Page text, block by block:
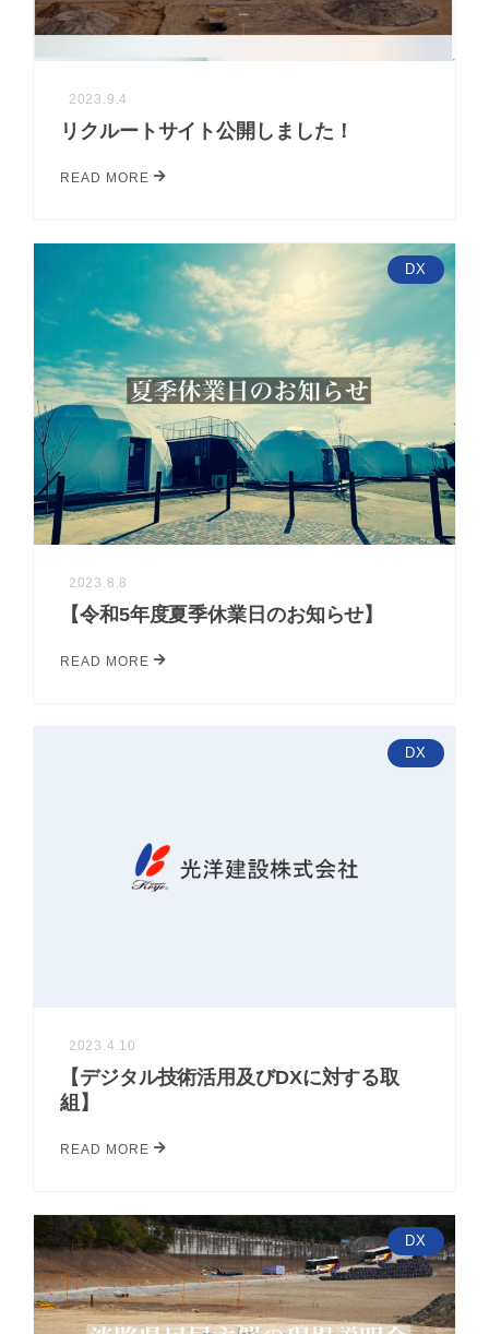
2023.9.4
リクルートサイト公開しました！
READ MORE
DX
2023.8.8
【令和5年度夏季休業日のお知らせ】
READ MORE
DX
2023.4.10
【デジタル技術活用及びDXに対する取
組】
READ MORE
DX